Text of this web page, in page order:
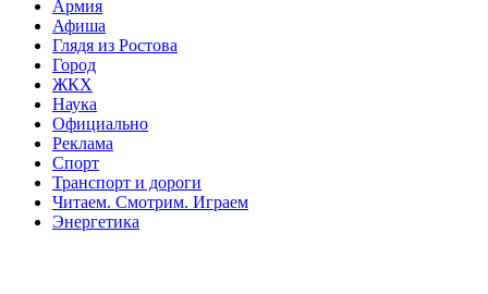
Армия
Афиша
Глядя из Ростова
Город
ЖКХ
Наука
Официально
Реклама
Спорт
Транспорт и дороги
Читаем. Смотрим. Играем
Энергетика